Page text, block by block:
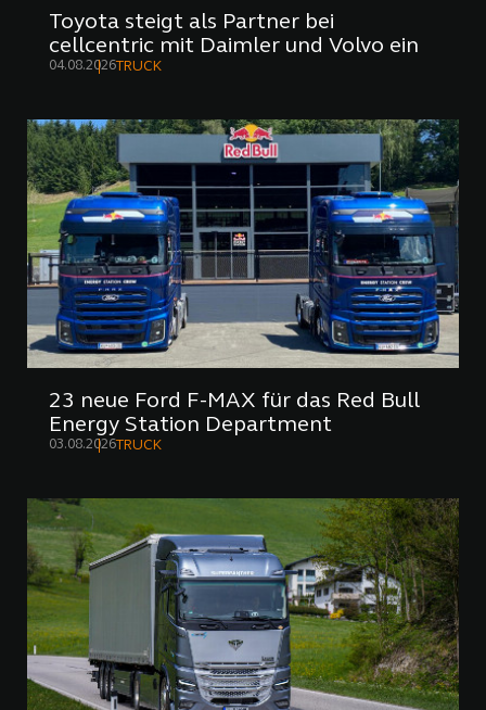
Toyota steigt als Partner bei
cellcentric mit Daimler und Volvo ein
04.08.2026 TRUCK
23 neue Ford F-MAX für das Red Bull
Energy Station Department
03.08.2026 TRUCK